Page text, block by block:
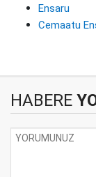
Ensaru
Cemaatu
HABERE